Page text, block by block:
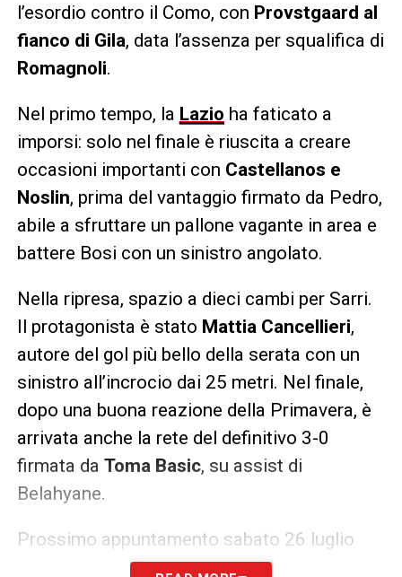
l’esordio contro il Como, con Provstgaard al
fianco di Gila, data l’assenza per squalifica di
Romagnoli.
Nel primo tempo, la Lazio ha faticato a
imporsi: solo nel finale è riuscita a creare
occasioni importanti con Castellanos e
Noslin, prima del vantaggio firmato da Pedro,
abile a sfruttare un pallone vagante in area e
battere Bosi con un sinistro angolato.
Nella ripresa, spazio a dieci cambi per Sarri.
Il protagonista è stato Mattia Cancellieri,
autore del gol più bello della serata con un
sinistro all’incrocio dai 25 metri. Nel finale,
dopo una buona reazione della Primavera, è
arrivata anche la rete del definitivo 3-0
firmata da Toma Basic, su assist di
Belahyane.
Prossimo appuntamento sabato 26 luglio
Benito Stirpe” di Frosinone, dove